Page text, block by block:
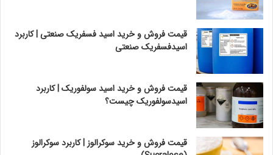
قیمت فروش و خرید اسید فسفریک صنعتی | کاربرد
اسیدفسفریک صنعتی
قیمت فروش و خرید اسید سولفوریک | کاربرد
اسیدسولفوریک چیست؟
قیمت فروش و خرید سوکرالوز | کاربرد سوکرالوز